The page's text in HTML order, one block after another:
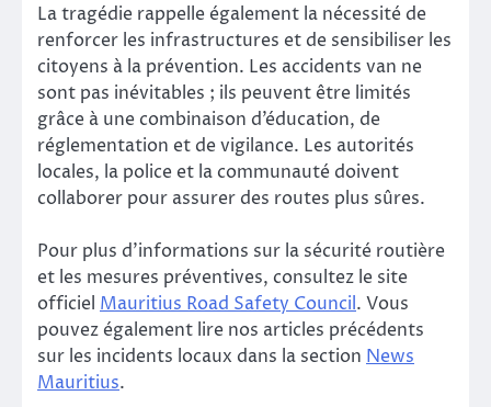
La tragédie rappelle également la nécessité de
renforcer les infrastructures et de sensibiliser les
citoyens à la prévention. Les accidents van ne
sont pas inévitables ; ils peuvent être limités
grâce à une combinaison d’éducation, de
réglementation et de vigilance. Les autorités
locales, la police et la communauté doivent
collaborer pour assurer des routes plus sûres.
Pour plus d’informations sur la sécurité routière
et les mesures préventives, consultez le site
officiel Mauritius Road Safety Council. Vous
pouvez également lire nos articles précédents
sur les incidents locaux dans la section News
Mauritius.